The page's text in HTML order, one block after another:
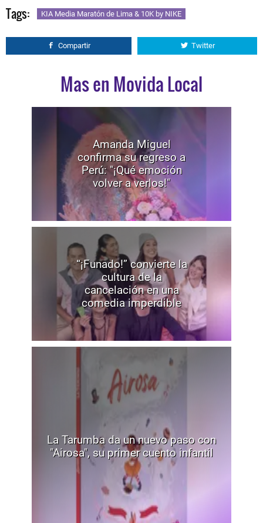
Tags: KIA Media Maratón de Lima & 10K by NIKE
Compartir Twitter
Mas en Movida Local
Amanda Miguel
confirma su regreso a
Perú: "¡Qué emoción
volver a verlos!"
“¡Funado!” convierte la
cultura de la
cancelación en una
comedia imperdible
La Tarumba da un nuevo paso con
"Airosa", su primer cuento infantil